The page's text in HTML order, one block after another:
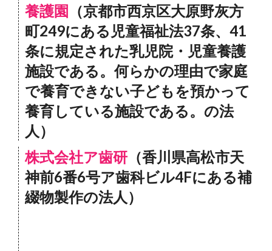
養護園 （京都市西京区大原野灰方
町249にある児童福祉法37条、41
条に規定された乳児院・児童養護
施設である。何らかの理由で家庭
で養育できない子どもを預かって
養育している施設である。の法
人）
株式会社ア歯研 （香川県高松市天
神前6番6号ア歯科ビル4Fにある補
綴物製作の法人）